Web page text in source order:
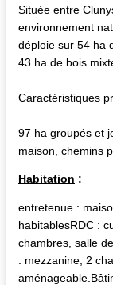
Située entre
environnement
déploie sur 54 ha
43 ha de bois
Caractéristiques
97 ha groupés et
maison, chemins
Habitation :
entretenue :
habitablesRDC :
chambres, salle
: mezzanine, 2